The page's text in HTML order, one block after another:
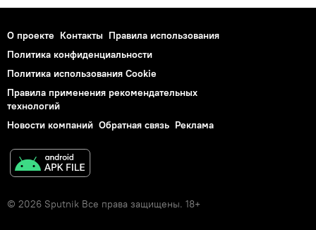
О проекте Контакты Правила использования
Политика конфиденциальности
Политика использования Cookie
Правила применения рекомендательных
технологий
Новости компаний Обратная связь Реклама
© 2026 Sputnik Все права защищены. 18+